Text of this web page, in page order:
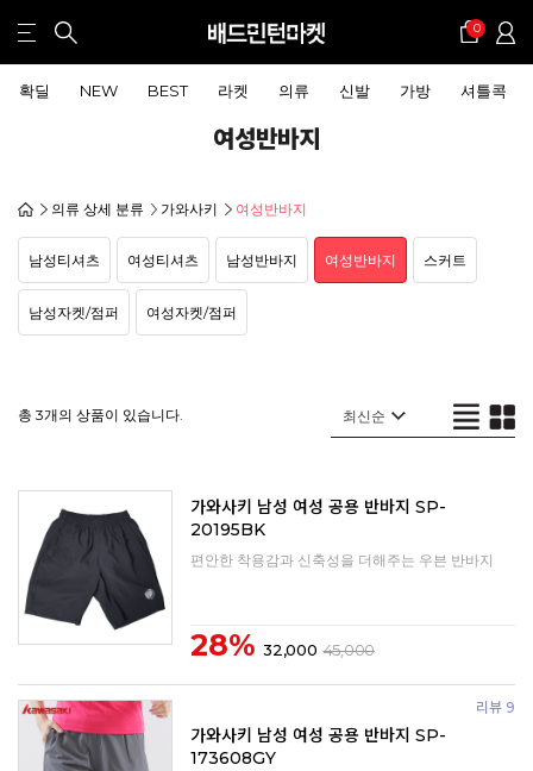
0
확딜 NEW BEST 라켓 의류 신발 가방 셔틀콕
여성반바지
의류 상세 분류 가와사키 여성반바지
남성티셔츠 여성티셔츠 남성반바지 여성반바지 스커트
남성자켓/점퍼 여성자켓/점퍼
총 3개의 상품이 있습니다.
가와사키 남성 여성 공용 반바지 SP-
20195BK
편안한 착용감과 신축성을 더해주는 우븐 반바지
28% 32,000 45,000
리뷰 9
가와사키 남성 여성 공용 반바지 SP-
173608GY